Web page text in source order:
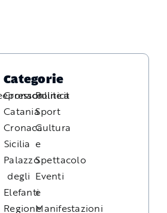
Categorie
Cronaca
Catania
Cronaca
Sicilia
Palazzo
degli
Elefanti
Regione
Politica
Sport
Cultura
e
Spettacolo
Eventi
e
Manifestazioni